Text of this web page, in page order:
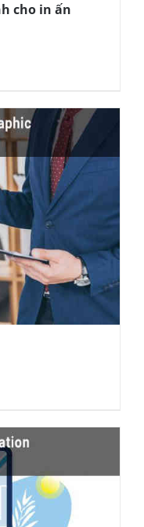
cho in ấn